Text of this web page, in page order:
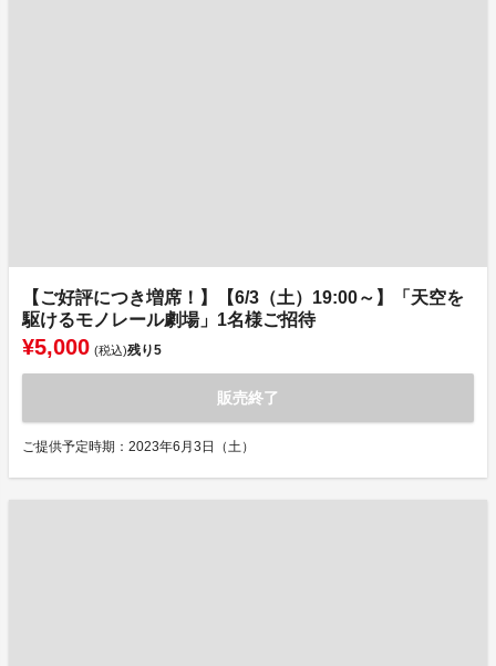
【ご好評につき増席！】【6/3（土）19:00～】「天空を
駆けるモノレール劇場」1名様ご招待
¥5,000 (税込)残り5
販売終了
ご提供予定時期：2023年6月3日（土）